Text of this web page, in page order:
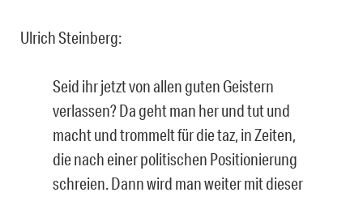
Ulrich Steinberg:
Seid ihr jetzt von allen guten Geistern
verlassen? Da geht man her und tut und
macht und trommelt für die taz, in Zeiten,
die nach einer politischen Positionierung
schreien. Dann wird man weiter mit dieser